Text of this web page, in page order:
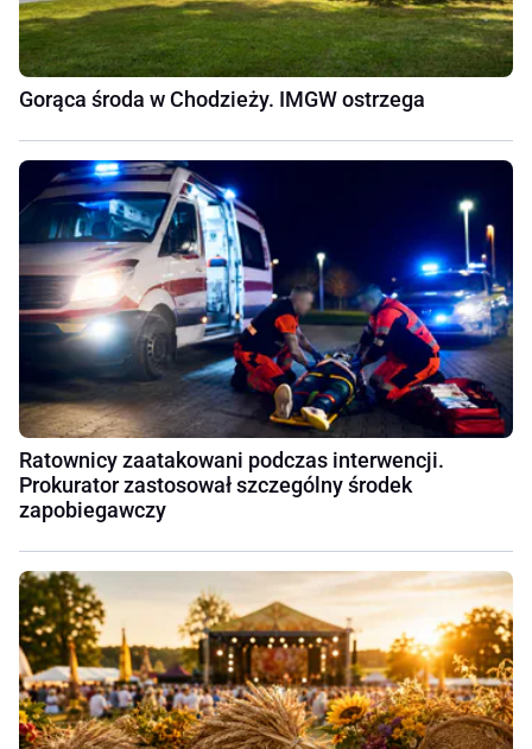
Gorąca środa w Chodzieży. IMGW ostrzega
Ratownicy zaatakowani podczas interwencji.
Prokurator zastosował szczególny środek
zapobiegawczy